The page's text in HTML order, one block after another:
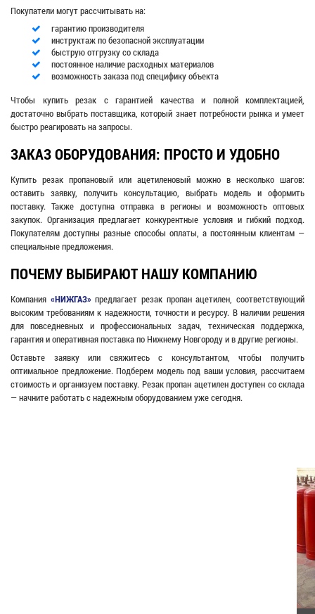
Покупатели могут рассчитывать на:
гарантию производителя
инструктаж по безопасной эксплуатации
быструю отгрузку со склада
постоянное наличие расходных материалов
возможность заказа под специфику объекта
Чтобы купить резак с гарантией качества и полной комплектацией,
достаточно выбрать поставщика, который знает потребности рынка и умеет
быстро реагировать на запросы.
ЗАКАЗ ОБОРУДОВАНИЯ: ПРОСТО И УДОБНО
Купить резак пропановый или ацетиленовый можно в несколько шагов:
оставить заявку, получить консультацию, выбрать модель и оформить
поставку. Также доступна отправка в регионы и возможность оптовых
закупок. Организация предлагает конкурентные условия и гибкий подход.
Покупателям доступны разные способы оплаты, а постоянным клиентам —
специальные предложения.
ПОЧЕМУ ВЫБИРАЮТ НАШУ КОМПАНИЮ
Компания «НИЖГАЗ»предлагает резак пропан ацетилен, соответствующий
высоким требованиям к надежности, точности и ресурсу. В наличии решения
для повседневных и профессиональных задач, техническая поддержка,
гарантия и оперативная поставка по Нижнему Новгороду и в другие регионы.
Оставьте заявку или свяжитесь с консультантом, чтобы получить
оптимальное предложение. Подберем модель под ваши условия, рассчитаем
стоимость и организуем поставку. Резак пропан ацетилен доступен со склада
— начните работать с надежным оборудованием уже сегодня.